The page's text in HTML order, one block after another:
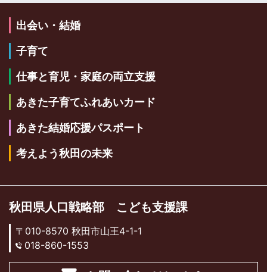
出会い・結婚
子育て
仕事と育児・家庭の両立支援
あきた子育てふれあいカード
あきた結婚応援パスポート
考えよう秋田の未来
秋田県人口戦略部 こども支援課
〒010-8570 秋田市山王4-1-1
018-860-1553